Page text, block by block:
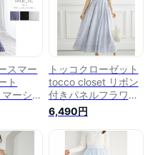
スマー
ト
ーシ
ト
ット)
ック ベ
トッコクローゼット
tocco closet リボン
付きパネルフラワー
カットワーク刺繍コ
ットンレースワンピ
ース
6,490円